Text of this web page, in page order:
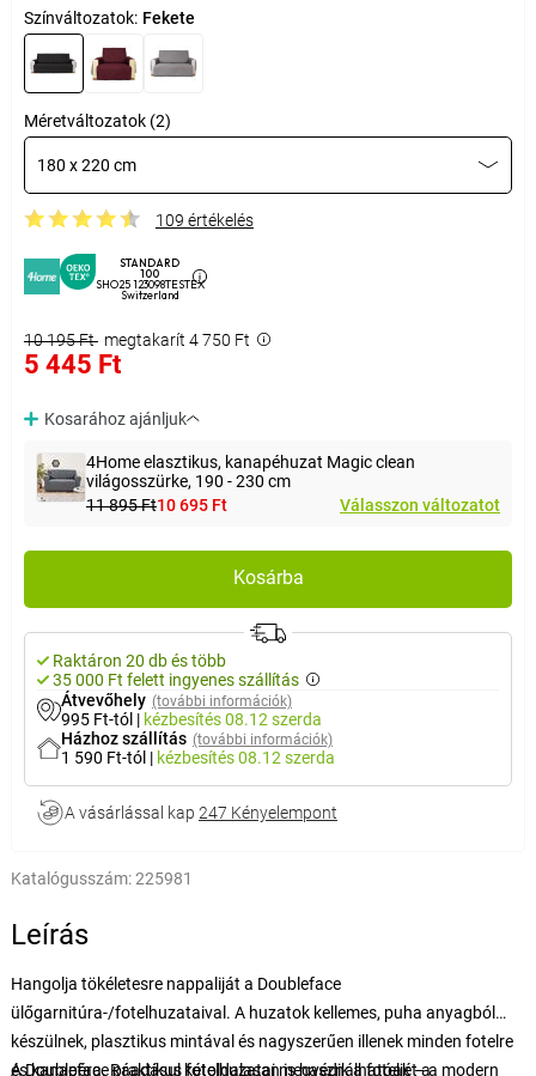
Színváltozatok: Fekete
Méretváltozatok (2)
180 x 220 cm
109 értékelés
STANDARD
100
SHO25 123098TESTEX
Switzerland
10 195 Ft megtakarít 4 750 Ft
5 445 Ft
Kosarához ajánljuk
4Home elasztikus, kanapéhuzat Magic clean
világosszürke, 190 - 230 cm
11 895 Ft10 695 Ft Válasszon változatot
Kosárba
Raktáron 20 db és több
35 000 Ft felett ingyenes szállítás
Átvevőhely (további információk)
995 Ft-tól | kézbesítés08.12 szerda
Házhoz szállítás (további információk)
1 590 Ft-tól | kézbesítés08.12 szerda
A vásárlással kap 247 Kényelempont
Katalógusszám:225981
Leírás
Hangolja tökéletesre nappaliját a Doubleface
ülőgarnitúra-/fotelhuzataival. A huzatok kellemes, puha anyagból
készülnek, plasztikus mintával és nagyszerűen illenek minden fotelre
és kanapéra. Ráadásul kétoldalasan is használhatóak – a modern
A Doubleface praktikus fotelhuzatai megvédik a foteljét a